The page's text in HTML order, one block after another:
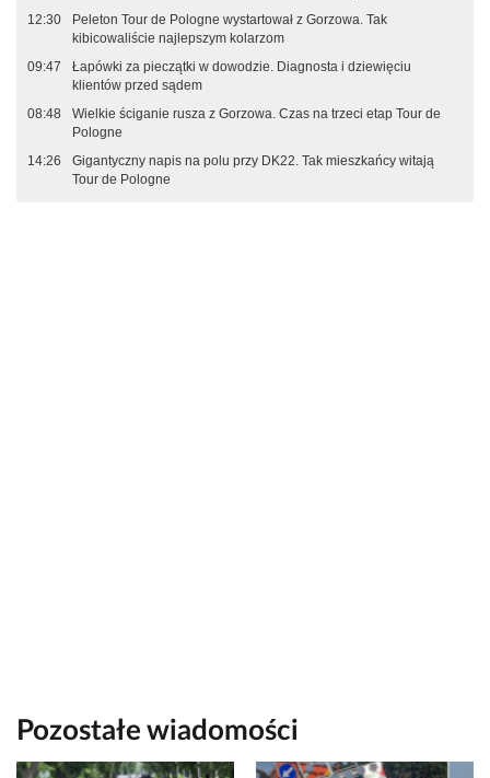
12:30
Peleton Tour de Pologne wystartował z Gorzowa. Tak
kibicowaliście najlepszym kolarzom
09:47
Łapówki za pieczątki w dowodzie. Diagnosta i dziewięciu
klientów przed sądem
08:48
Wielkie ściganie rusza z Gorzowa. Czas na trzeci etap Tour de
Pologne
14:26
Gigantyczny napis na polu przy DK22. Tak mieszkańcy witają
Tour de Pologne
Pozostałe wiadomości